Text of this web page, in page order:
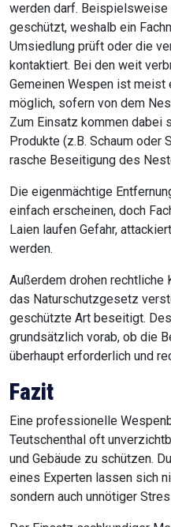
werden darf.
geschützt, weshalb ein
Umsiedlung prüft oder die
kontaktiert. Bei den weit
Gemeinen Wespen ist meist
möglich, sofern von dem
Zum Einsatz kommen dabei
Produkte (z.B. Schaum oder
rasche Beseitigung des
Die eigenmächtige
einfach erscheinen, doch
Laien laufen Gefahr,
werden.
Außerdem drohen rechtliche
das Naturschutzgesetz
geschützte Art beseitigt.
grundsätzlich vorab, ob die
überhaupt erforderlich und
Fazit
Eine professionelle
Teutschenthal oft
und Gebäude zu schützen.
eines Experten lassen sich
sondern auch unnötiger